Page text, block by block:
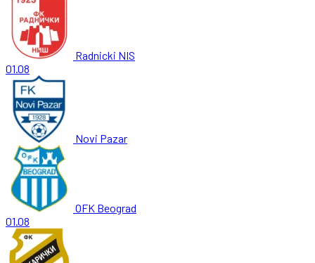
Radnicki NIS
01.08
Novi Pazar
OFK Beograd
01.08